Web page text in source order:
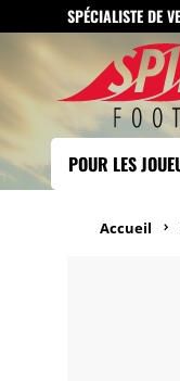
SPÉCIALISTE DE
POUR LES
Accueil